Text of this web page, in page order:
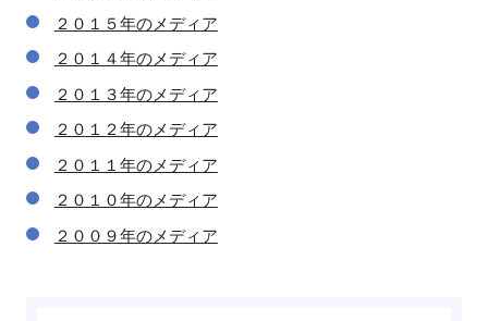
２０１５年のメディア
２０１４年のメディア
２０１３年のメディア
２０１２年のメディア
２０１１年のメディア
２０１０年のメディア
２００９年のメディア